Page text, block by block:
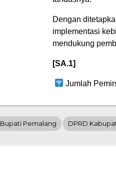
Dengan
implementasi
mendukung
[SA.1]
Jumlah
Bupati Pemalang DPRD